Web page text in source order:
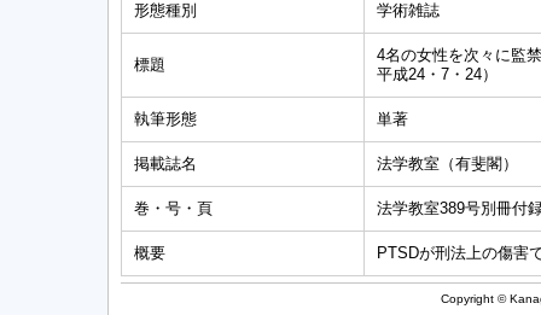
形態種別 学術雑誌
標題
4名の女性を次々に監
平成24・7・24）
執筆形態 単著
掲載誌名 法学教室（有斐閣）
巻・号・頁 法学教室389号別冊付
概要 PTSDが刑法上の傷害
Copyright ©